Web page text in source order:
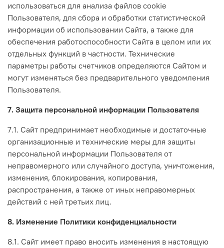
использоваться для анализа файлов cookie
Пользователя, для сбора и обработки статистической
информации об использовании Сайта, а также для
обеспечения работоспособности Сайта в целом или их
отдельных функций в частности. Технические
параметры работы счетчиков определяются Сайтом и
могут изменяться без предварительного уведомления
Пользователя.
7. Защита персональной информации Пользователя
7.1. Сайт предпринимает необходимые и достаточные
организационные и технические меры для защиты
персональной информации Пользователя от
неправомерного или случайного доступа, уничтожения,
изменения, блокирования, копирования,
распространения, а также от иных неправомерных
действий с ней третьих лиц.
8. Изменение Политики конфиденциальности
8.1. Сайт имеет право вносить изменения в настоящую